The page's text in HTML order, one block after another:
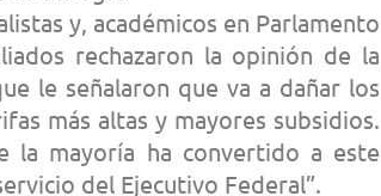
y, académicos en Parlamento
rechazaron la opinión de la
le señalaron que va a dañar los
más altas y mayores subsidios.
la mayoría ha convertido a este
del Ejecutivo Federal”.